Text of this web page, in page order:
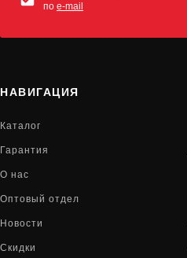
по e-mail
НАВИГАЦИЯ
Каталог
Гарантия
О нас
Оптовый отдел
Новости
Скидки